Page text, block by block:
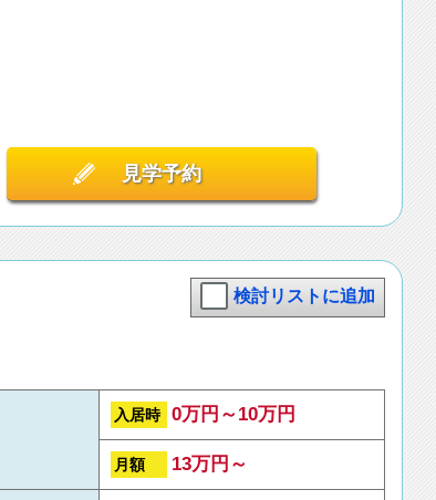
見学予約
検討リストに追加
入居時 0万円～10万円
月額 13万円～